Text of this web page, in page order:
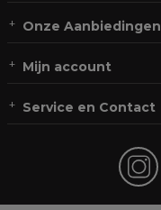
Onze Aanbiedingen
Mijn account
Service en Contact